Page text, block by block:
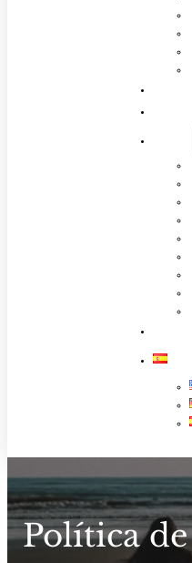
Política